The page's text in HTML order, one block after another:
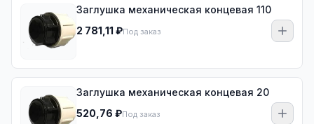
Заглушка механическая концевая 110
2 781,11 ₽Под заказ
Заглушка механическая концевая 20
520,76 ₽Под заказ